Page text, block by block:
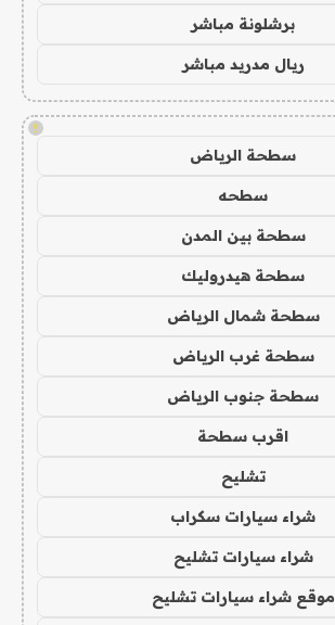
برشلونة مباشر
ريال مدريد مباشر
!
سطحة الرياض
سطحه
سطحة بين المدن
سطحة هيدروليك
سطحة شمال الرياض
سطحة غرب الرياض
سطحة جنوب الرياض
اقرب سطحة
تشليح
شراء سيارات سكراب
شراء سيارات تشليح
موقع شراء سيارات تشليح